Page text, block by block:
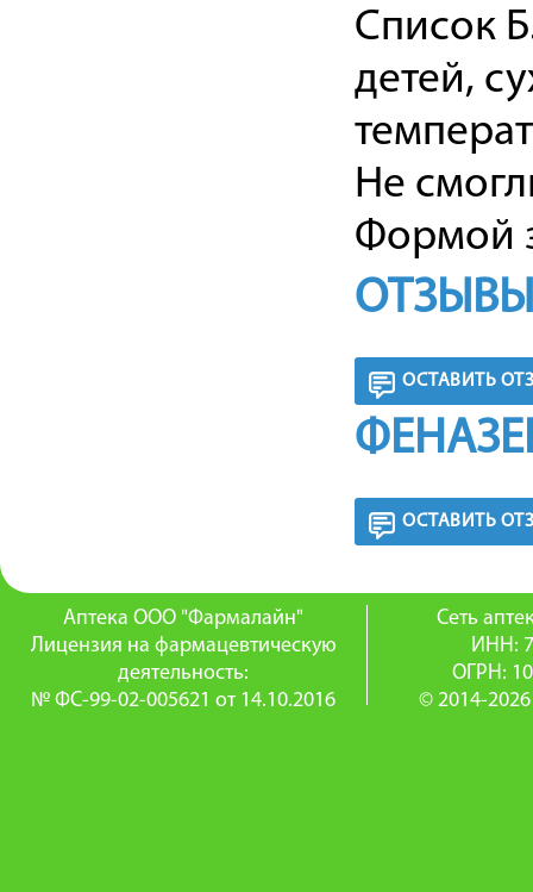
Список
детей,
Не
Формой
ОСТАВИТЬ
ОСТАВИТЬ
Аптека ООО "Фармалайн"
Лицензия на фармацевтическую
деятельность:
№ ФС-99-02-005621 от 14.10.2016
Сеть
ИНН:
ОГРН:
© 2014-